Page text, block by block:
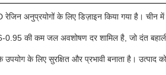
अनुप्रयोगों के लिए डिज़ाइन किया गया है। चीन
की कम जल अवशोषण दर शामिल है, जो दंत बहाली
लिए सुरक्षित और प्रभावी बनाता है। उत्पाद को